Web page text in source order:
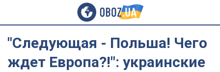
"Следующая - Польша! Чего
ждет Европа?!": украинские